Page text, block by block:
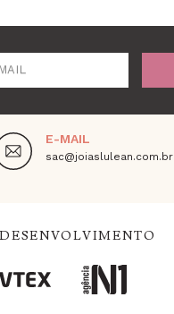
E-MAIL
sac@joiaslulean.com.br
DESENVOLVIMENTO